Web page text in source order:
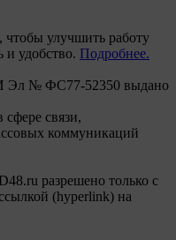
улучшить работу
и удобство. Подробнее.
Эл № ФС77-52350 выдано
связи,
коммуникаций
разрешено только с
(hyperlink) на